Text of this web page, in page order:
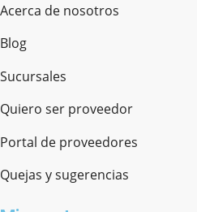
Acerca de nosotros
Blog
Sucursales
Quiero ser proveedor
Portal de proveedores
Quejas y sugerencias